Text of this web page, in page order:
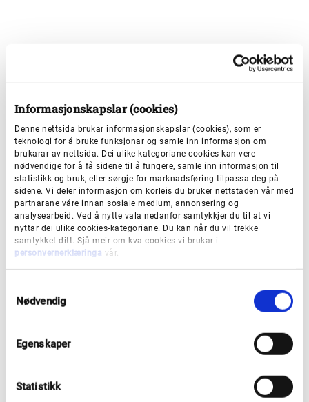
Informasjonskapslar (cookies)
Denne nettsida brukar informasjonskapslar (cookies), som er
teknologi for å bruke funksjonar og samle inn informasjon om
brukarar av nettsida. Dei ulike kategoriane cookies kan vere
nødvendige for å få sidene til å fungere, samle inn informasjon til
statistikk og bruk, eller sørgje for marknadsføring tilpassa deg på
sidene. Vi deler informasjon om korleis du bruker nettstaden vår med
partnarane våre innan sosiale medium, annonsering og
analysearbeid. Ved å nytte vala nedanfor samtykkjer du til at vi
nyttar dei ulike cookies-kategoriane. Du kan når du vil trekke
samtykket ditt. Sjå meir om kva cookies vi brukar i
personvernerklæringa vår.
Nødvendig
Egenskaper
Statistikk
Møteplan planforum
Rettleiing planforum
seniorrådgjevar
Send e-post